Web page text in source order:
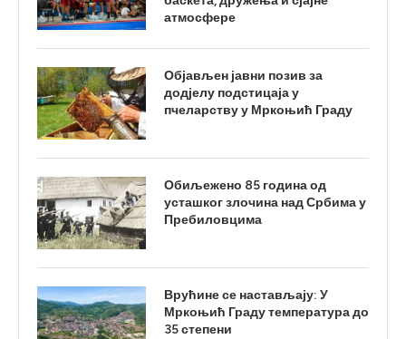
атмосфере
Објављен јавни позив за
додјелу подстицаја у
пчеларству у Мркоњић Граду
Обиљежено 85 година од
усташког злочина над Србима у
Пребиловцима
Врућине се настављају: У
Мркоњић Граду температура до
35 степени